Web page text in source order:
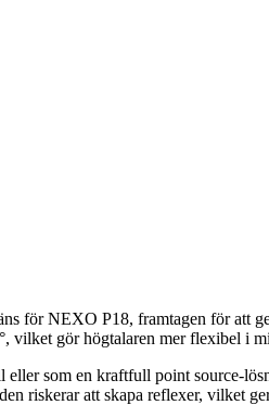
för NEXO P18, framtagen för att
vilket gör högtalaren mer flexibel
som en kraftfull point source-
riskerar att skapa reflexer, vilket